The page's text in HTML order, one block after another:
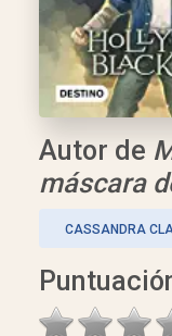
Autor de
máscara
CASSANDRA